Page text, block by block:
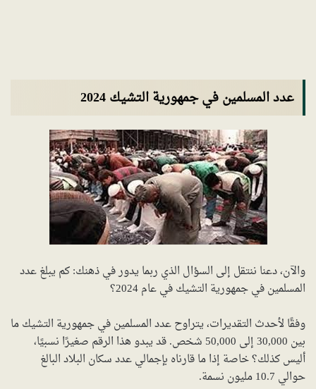
عدد المسلمين في جمهورية التشيك 2024
والآن، دعنا ننتقل إلى السؤال الذي ربما يدور في ذهنك: كم يبلغ عدد
المسلمين في جمهورية التشيك في عام 2024؟
وفقًا لأحدث التقديرات، يتراوح عدد المسلمين في جمهورية التشيك ما
بين 30,000 إلى 50,000 شخص. قد يبدو هذا الرقم صغيرًا نسبيًا،
أليس كذلك؟ خاصة إذا ما قارناه بإجمالي عدد سكان البلاد البالغ
حوالي 10.7 مليون نسمة.